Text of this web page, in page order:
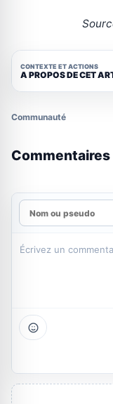
CONTEXTE ET ACTIONS
A PROPOS DE CET
Communauté
Commentaires